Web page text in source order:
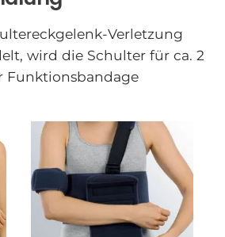
Verletzung
wird die Schulter für ca. 2
Funktionsbandage